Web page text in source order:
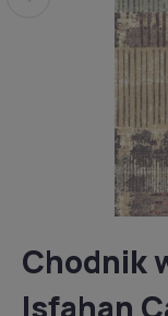
Chodnik
Isfahan